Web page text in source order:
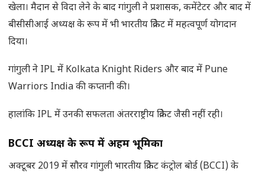
खेला। मैदान से विदा लेने के बाद गांगुली ने प्रशासक, कमेंटेटर और बाद में
बीसीसीआई अध्यक्ष के रूप में भी भारतीय क्रिकेट में महत्वपूर्ण योगदान
दिया।
गांगुली ने IPL में Kolkata Knight Riders और बाद में Pune
Warriors India की कप्तानी की।
हालांकि IPL में उनकी सफलता अंतरराष्ट्रीय क्रिकेट जैसी नहीं रही।
BCCI अध्यक्ष के रूप में अहम भूमिका
अक्टूबर 2019 में सौरव गांगुली भारतीय क्रिकेट कंट्रोल बोर्ड (BCCI) के